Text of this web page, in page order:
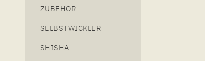
ZUBEHÖR
SELBSTWICKLER
SHISHA